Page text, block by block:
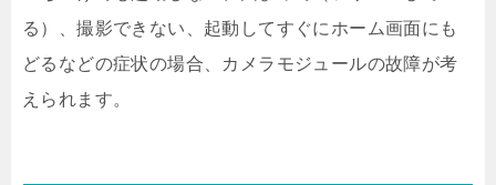
る）、撮影できない、起動してすぐにホーム画面にも
どるなどの症状の場合、カメラモジュールの故障が考
えられます。